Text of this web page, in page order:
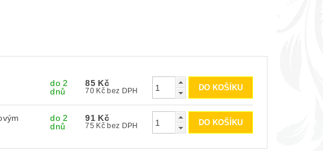
do 2
dnů
85 Kč
70 Kč bez DPH
do 2
dnů
91 Kč
75 Kč bez DPH